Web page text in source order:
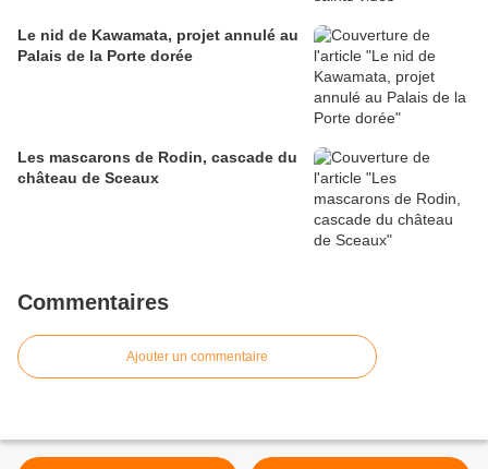
Le nid de Kawamata, projet annulé au
Palais de la Porte dorée
Les mascarons de Rodin, cascade du
château de Sceaux
Commentaires
Ajouter un commentaire